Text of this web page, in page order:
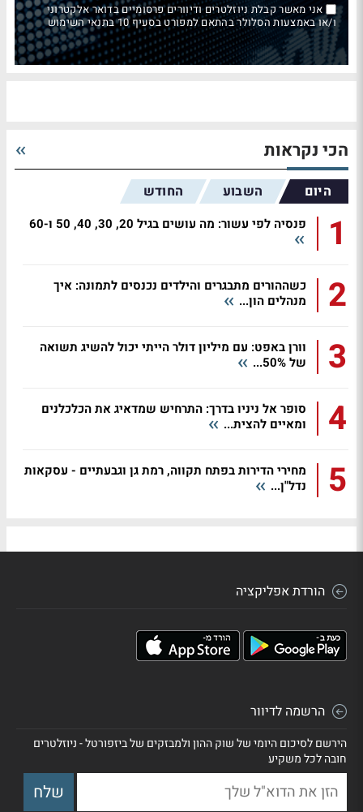
אני מאשר קבלת ניוזלטרים ודיוורים פרסומיים בדואר אלקטרוני
ו/או באמצעות הסלולר בהתאם למפורט בסעיף 10 בתנאי השימוש
הכי נקראות
היום השבוע החודש
1 פנסיה לפי עשור: מה עושים בגיל 20, 30, 40, 50 ו-60
2
כשההורים מתבגרים והילדים נכנסים לתמונה: איך
מנהלים הון...
3
וורן באפט: עם מיליון דולר הייתי יכול להשיג תשואה
של 50%...
4
סופר אל ניניו בדרך: התרחיש שמדאיג את הכלכלנים
ומאיים להצית...
5
מחירי הדירות בפתח תקווה, רמת גן וגבעתיים - עסקאות
נדל"ן...
הורדת אפליקציה
הרשמה לדיוור
הירשם לסיכום היומי של שוק ההון ולמבזקים של ביזפורטל - ניוזלטרים
חובה לכל משקיע